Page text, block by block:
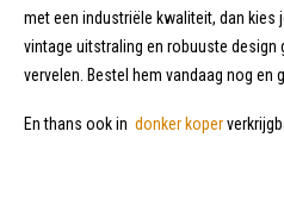
met een industriële kwaliteit, dan kies
vintage uitstraling en robuuste
vervelen. Bestel hem vandaag nog en
En thans ook in donker koper